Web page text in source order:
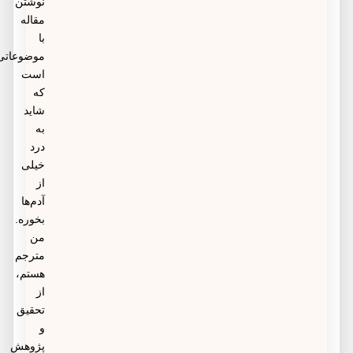
موضوعاتی
بخوره.
مترجم
هستم،
تحقیق
پژوهش